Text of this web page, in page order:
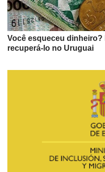
Você esqueceu
recuperá-lo no Uruguai